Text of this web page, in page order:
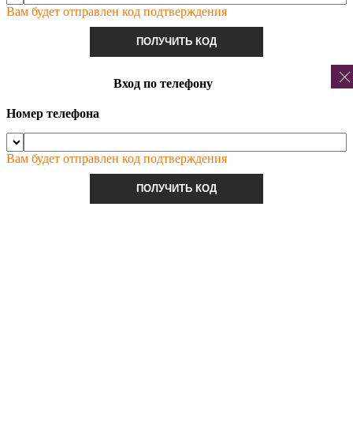
Вам будет отправлен код подтверждения
ПОЛУЧИТЬ КОД
Вход по телефону
Номер телефона
Вам будет отправлен код подтверждения
ПОЛУЧИТЬ КОД